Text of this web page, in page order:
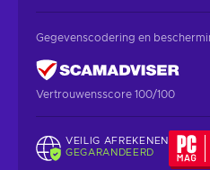
Gegevenscodering en
Vertrouwensscore 100/100
VEILIG AFREKENEN
GEGARANDEERD